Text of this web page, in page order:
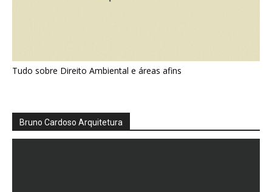
Tudo sobre Direito Ambiental e áreas afins
Bruno Cardoso Arquitetura